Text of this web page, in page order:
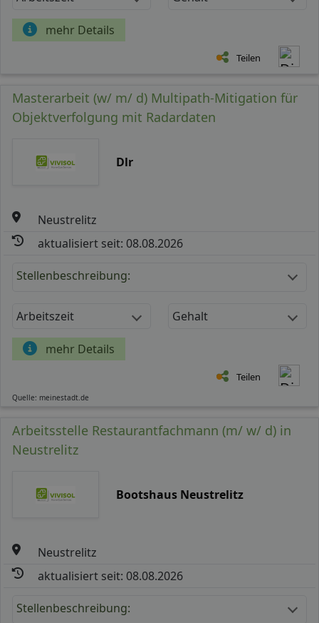
mehr Details
Teilen
Masterarbeit (w/ m/ d) Multipath-Mitigation für
Objektverfolgung mit Radardaten
Dlr
Neustrelitz
aktualisiert seit: 08.08.2026
Stellenbeschreibung:
Arbeitszeit Gehalt
mehr Details
Teilen
Quelle: meinestadt.de
Arbeitsstelle Restaurantfachmann (m/ w/ d) in
Neustrelitz
Bootshaus Neustrelitz
Neustrelitz
aktualisiert seit: 08.08.2026
Stellenbeschreibung: